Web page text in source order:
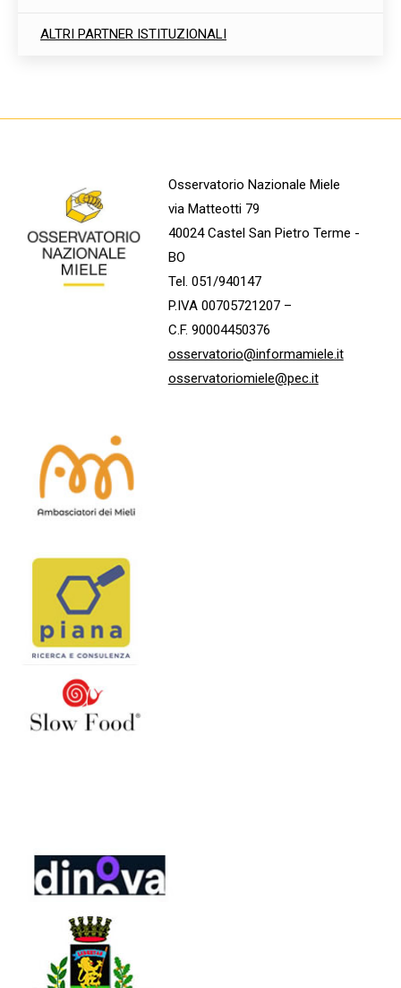
ALTRI PARTNER ISTITUZIONALI
Osservatorio Nazionale Miele
via Matteotti 79
40024 Castel San Pietro Terme -
BO
Tel. 051/940147
P.IVA 00705721207 –
C.F. 90004450376
osservatorio@informamiele.it
osservatoriomiele@pec.it